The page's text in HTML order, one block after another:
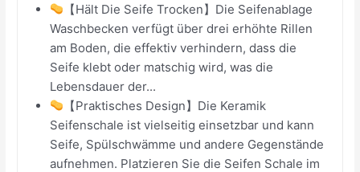
【Hält Die Seife Trocken】Die Seifenablage
Waschbecken verfügt über drei erhöhte Rillen
am Boden, die effektiv verhindern, dass die
Seife klebt oder matschig wird, was die
Lebensdauer der...
【Praktisches Design】Die Keramik
Seifenschale ist vielseitig einsetzbar und kann
Seife, Spülschwämme und andere Gegenstände
aufnehmen. Platzieren Sie die Seifen Schale im